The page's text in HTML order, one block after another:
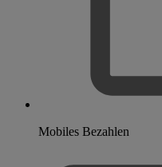
Mobiles Bezahlen